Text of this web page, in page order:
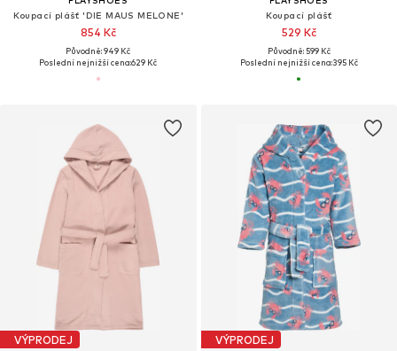
Koupací plášť 'DIE MAUS MELONE'
854 Kč
Původně: 949 Kč
Poslední nejnižší cena:629 Kč
Koupací plášť
529 Kč
Původně: 599 Kč
Poslední nejnižší cena:395 Kč
VÝPRODEJ VÝPRODEJ